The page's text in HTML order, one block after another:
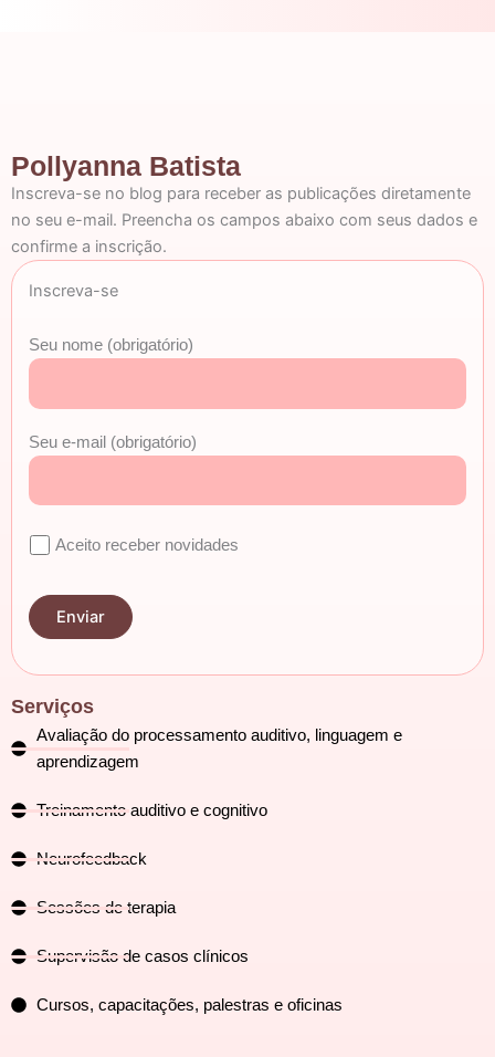
Pollyanna Batista
Inscreva-se no blog para receber as publicações diretamente
no seu e-mail. Preencha os campos abaixo com seus dados e
confirme a inscrição.
Inscreva-se
Seu nome (obrigatório)
Seu e-mail (obrigatório)
Aceito receber novidades
Serviços
Avaliação do processamento auditivo, linguagem e
aprendizagem
Treinamento auditivo e cognitivo
Neurofeedback
Sessões de terapia
Supervisão de casos clínicos
Cursos, capacitações, palestras e oficinas